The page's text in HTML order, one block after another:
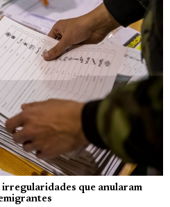
que anularam